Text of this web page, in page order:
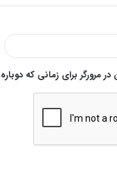
مرورگر برای زمانی که